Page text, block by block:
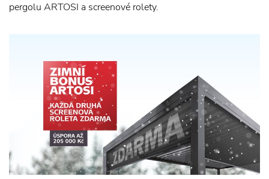
pergolu ARTOSI a screenové rolety.